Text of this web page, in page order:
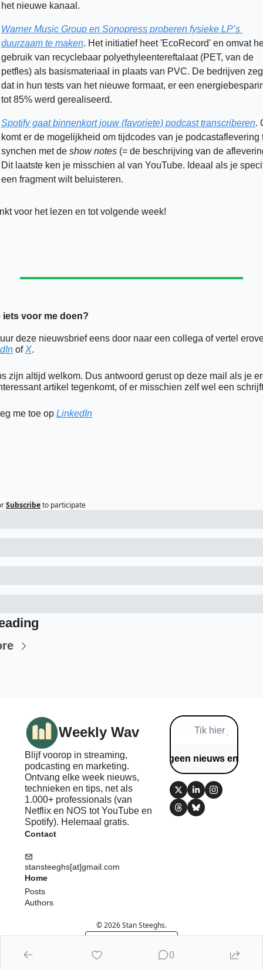
het nieuwe kanaal.
Warner Music Group en Sonopress proberen fysieke LP’s
duurzaam te maken. Het initiatief heet 'EcoRecord' en omvat
gebruik van recyclebaar polyethyleentereftalaat (PET, van de
petfles) als basismateriaal in plaats van PVC. De bedrijven
dat in hun tests van het nieuwe formaat, er een
tot 85% werd gerealiseerd.
Spotify gaat binnenkort jouw (favoriete) podcast transcriberen.
komt er de mogelijkheid om tijdcodes van je podcastaflevering
synchen met de show notes (= de beschrijving van de
Dit laatste ken je misschien al van YouTube. Ideaal als je
een fragment wilt beluisteren.
voor het lezen en tot volgende week!
iets voor me doen?
of X.
zijn altijd welkom. Dus antwoord gerust op deze mail als je
artikel tegenkomt, of er misschien zelf wel een
me toe op LinkedIn
Subscribeto participate
Weekly Wav
Blijf voorop in streaming,
podcasting en marketing.
Ontvang elke week nieuws,
technieken en tips, net als
1.000+ professionals (van
Netflix en NOS tot YouTube en
Spotify). Helemaal gratis.
Mis geen nieuws en tips
Contact
stansteeghs[at]gmail.com
Home
Posts
Authors
© 2026 Stan Steeghs.
0